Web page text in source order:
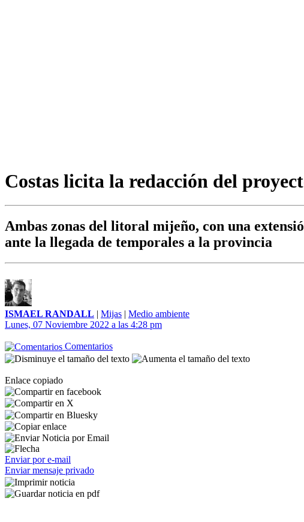
Costas licita la redacción del
Ambas zonas del litoral mijeño, con una
ante la llegada de temporales a la provincia
ISMAEL RANDALL | Mijas | Medio ambiente
Lunes, 07 Noviembre 2022 a las 4:28 pm
Comentarios
Enlace copiado
Enviar por e-mail
Enviar mensaje privado